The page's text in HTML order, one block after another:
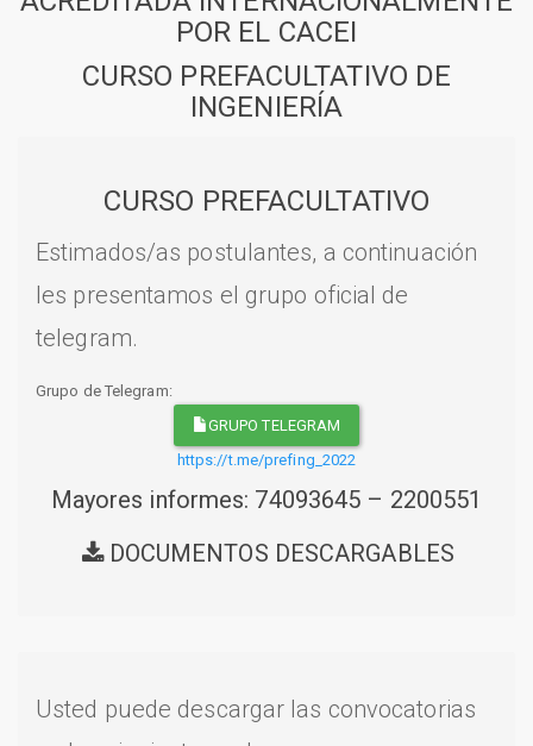
POR EL CACEI
CURSO PREFACULTATIVO DE
INGENIERÍA
CURSO PREFACULTATIVO
Estimados/as postulantes, a continuación
les presentamos el grupo oficial de
telegram.
Grupo de Telegram:
GRUPO TELEGRAM
https://t.me/prefing_2022
Mayores informes: 74093645 – 2200551
DOCUMENTOS DESCARGABLES
Usted puede descargar las convocatorias